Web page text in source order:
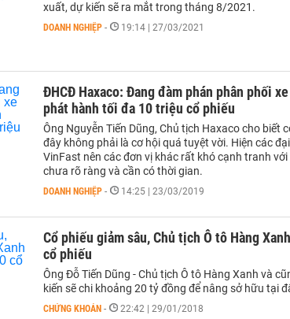
xuất, dự kiến sẽ ra mắt trong tháng 8/2021.
DOANH NGHIỆP - 19:14 | 27/03/2021
ĐHCĐ Haxaco: Đang đàm phán phân phối
phát hành tối đa 10 triệu cổ phiếu
Ông Nguyễn Tiến Dũng, Chủ tịch Haxaco cho biết
đây không phải là cơ hội quá tuyệt vời. Hiện các
VinFast nên các đơn vị khác rất khó cạnh tranh
chưa rõ ràng và cần có thời gian.
DOANH NGHIỆP - 14:25 | 23/03/2019
Cổ phiếu giảm sâu, Chủ tịch Ô tô Hàng
cổ phiếu
Ông Đỗ Tiến Dũng - Chủ tịch Ô tô Hàng Xanh và
kiến sẽ chi khoảng 20 tỷ đồng để nâng sở hữu tại
CHỨNG KHOÁN - 22:42 | 29/01/2018